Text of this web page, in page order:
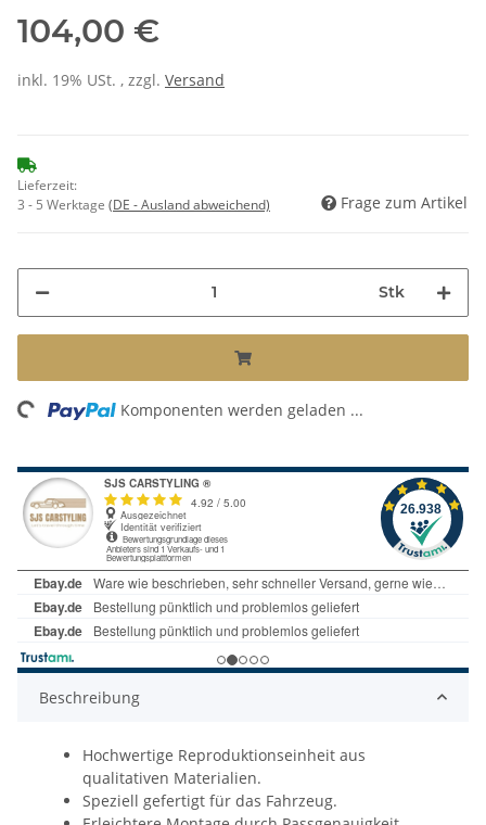
104,00 €
inkl. 19% USt. , zzgl. Versand
Lieferzeit:
3 - 5 Werktage (DE - Ausland abweichend) Frage zum Artikel
Stk
Komponenten werden geladen ...
Beschreibung
Hochwertige Reproduktionseinheit aus
qualitativen Materialien.
Speziell gefertigt für das Fahrzeug.